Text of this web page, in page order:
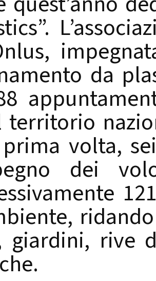
da
volta,
dei
giardini, rive